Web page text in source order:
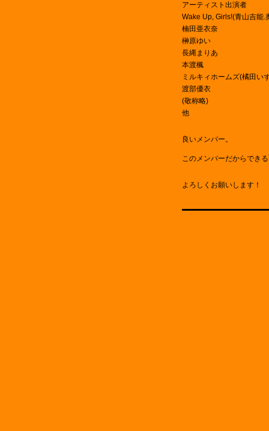
アーティスト出演者
Wake Up, Girls!(青山吉能.
楠田亜衣奈
榊原ゆい
長縄まりあ
本渡楓
ミルキィホームズ(橘田い
渡部優衣
(敬称略)
他
良いメンバー。
このメンバーだからでき
よろしくお願いします！